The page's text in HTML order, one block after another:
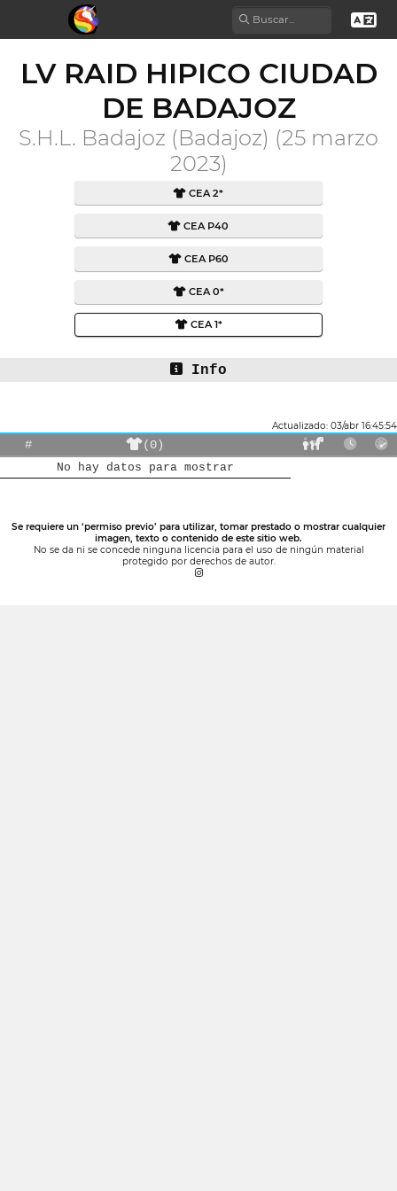
LV RAID HIPICO CIUDAD
DE BADAJOZ
S.H.L. Badajoz (Badajoz) (25 marzo
2023)
CEA 2*
CEA P40
CEA P60
CEA 0*
CEA 1*
Info
Actualizado: 03/abr 16:45:54
# (0)
No hay datos para mostrar
Se requiere un ‘permiso previo’ para utilizar, tomar prestado o mostrar cualquier
imagen, texto o contenido de este sitio web.
No se da ni se concede ninguna licencia para el uso de ningún material
protegido por derechos de autor.